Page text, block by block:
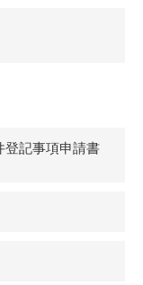
登記事項申請書